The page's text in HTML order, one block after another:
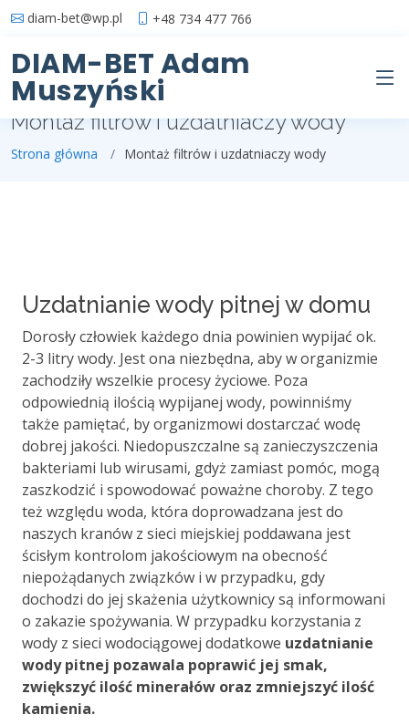
diam-bet@wp.pl +48 734 477 766
DIAM-BET Adam
Muszyński
Montaż filtrów i uzdatniaczy wody
Strona główna Montaż filtrów i uzdatniaczy wody
Uzdatnianie wody pitnej w domu
Dorosły człowiek każdego dnia powinien wypijać ok.
2-3 litry wody. Jest ona niezbędna, aby w organizmie
zachodziły wszelkie procesy życiowe. Poza
odpowiednią ilością wypijanej wody, powinniśmy
także pamiętać, by organizmowi dostarczać wodę
dobrej jakości. Niedopuszczalne są zanieczyszczenia
bakteriami lub wirusami, gdyż zamiast pomóc, mogą
zaszkodzić i spowodować poważne choroby. Z tego
też względu woda, która doprowadzana jest do
naszych kranów z sieci miejskiej poddawana jest
ścisłym kontrolom jakościowym na obecność
niepożądanych związków i w przypadku, gdy
dochodzi do jej skażenia użytkownicy są informowani
o zakazie spożywania. W przypadku korzystania z
wody z sieci wodociągowej dodatkowe uzdatnianie
wody pitnej pozawala poprawić jej smak,
zwiększyć ilość minerałów oraz zmniejszyć ilość
kamienia.